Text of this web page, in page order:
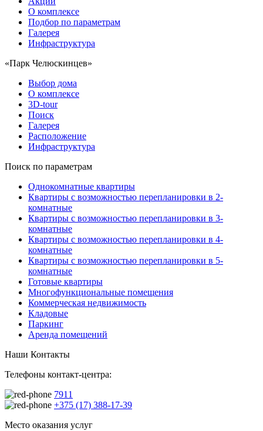
О комплексе
Подбор по параметрам
Галерея
Инфраструктура
«Парк Челюскинцев»
Выбор дома
О комплексе
3D-tour
Поиск
Галерея
Расположение
Инфраструктура
Поиск по параметрам
Однокомнатные квартиры
Квартиры с возможностью перепланировки в 2-
комнатные
Квартиры с возможностью перепланировки в 3-
комнатные
Квартиры с возможностью перепланировки в 4-
комнатные
Квартиры с возможностью перепланировки в 5-
комнатные
Готовые квартиры
Многофункциональные помещения
Коммерческая недвижимость
Кладовые
Паркинг
Аренда помещений
Наши Контакты
Телефоны контакт-центра:
7911
+375 (17) 388-17-39
Место оказания услуг